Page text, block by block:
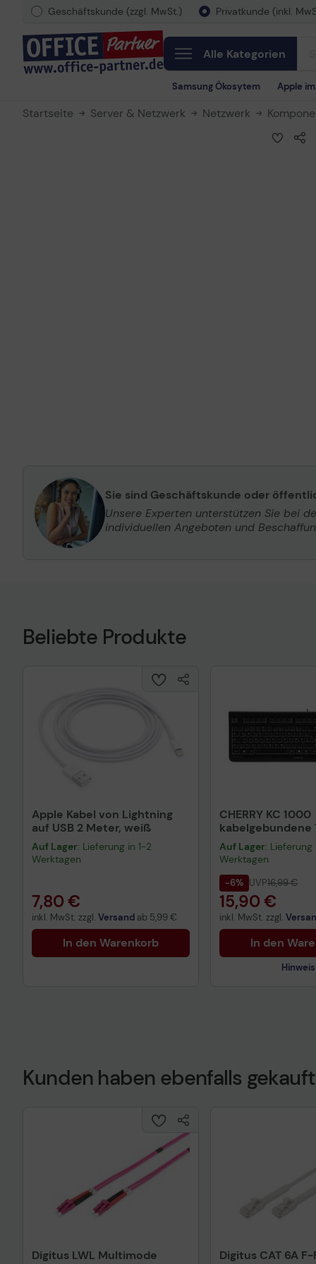
Geschäftskunde (zzgl. MwSt.) Privatkunde (inkl.
Alle Kategorien
Samsung Ökosytem Apple
Startseite Server & Netzwerk Netzwerk
Sie sind Geschäftskunde oder
Unsere Experten unterstützen Sie bei
individuellen Angeboten und
Beliebte Produkte
Apple Kabel von Lightning
auf USB 2 Meter, weiß
Auf Lager: Lieferung in 1-2
Werktagen
7,80 €
inkl. MwSt. zzgl. Versand ab 5,99 €
In den Warenkorb
CHERRY KC 1000
kabelgebundene
QWERTZ DE -
Auf Lager: Lieferung
Werktagen
-6% UVP16,99 €
15,90 €
inkl. MwSt. zzgl.
In den
Hinweis
Technisches
Kunden haben ebenfalls gekauft
Digitus LWL Multimode
Digitus CAT 6A F-